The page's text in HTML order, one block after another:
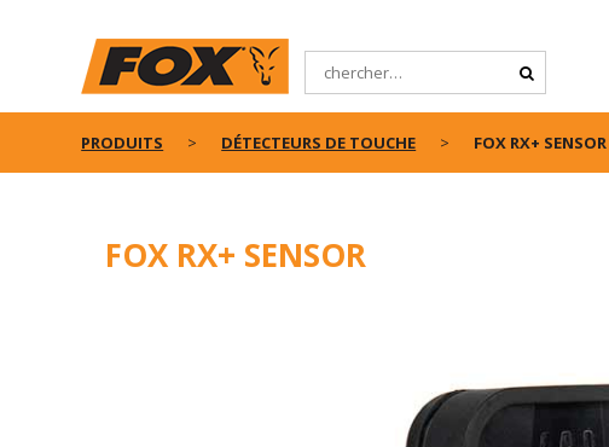
PRODUITS DÉTECTEURS DE TOUCHE FOX RX+ SENSOR
FOX RX+ SENSOR